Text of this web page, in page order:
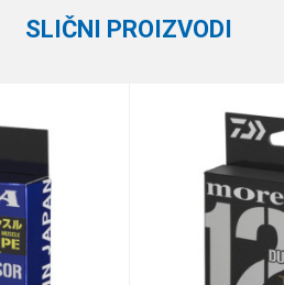
11.2 kg
SLIČNI PROIZVODI